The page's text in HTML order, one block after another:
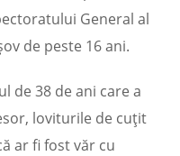
General al
de peste 16 ani.
de 38 de ani care a
loviturile de cuţit
ar fi fost văr cu